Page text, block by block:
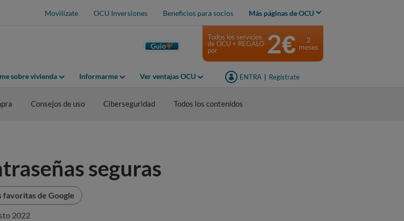
Movilízate OCU Inversiones Beneficios para socios Más páginas de OCU
Guio
sobre vivienda Informarme Ver ventajas OCU ENTRA Regístrate
Todos los servicios
de OCU + REGALO
por
2€
2
meses
Consejos de uso Ciberseguridad Todos los contenidos
seguras
favoritas de Google
2022